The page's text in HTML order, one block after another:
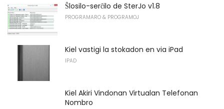
Ŝlosilo-serĉilo de SterJo v1.8
PROGRAMARO & PROGRAMOJ
Kiel vastigi la stokadon en via iPad
IPAD
Kiel Akiri Vindonan Virtualan Telefonan
Nombro